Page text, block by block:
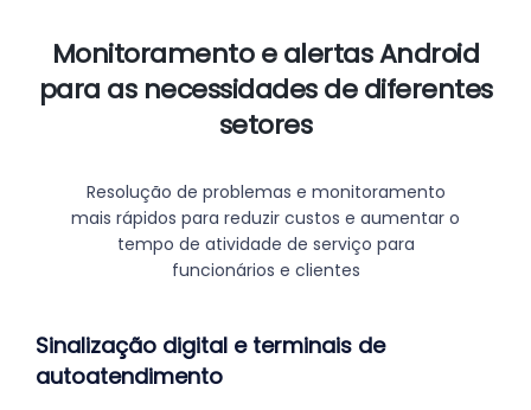
Monitoramento e alertas Android
para as necessidades de diferentes
setores
Resolução de problemas e monitoramento
mais rápidos para reduzir custos e aumentar o
tempo de atividade de serviço para
funcionários e clientes
Sinalização digital e terminais de
autoatendimento